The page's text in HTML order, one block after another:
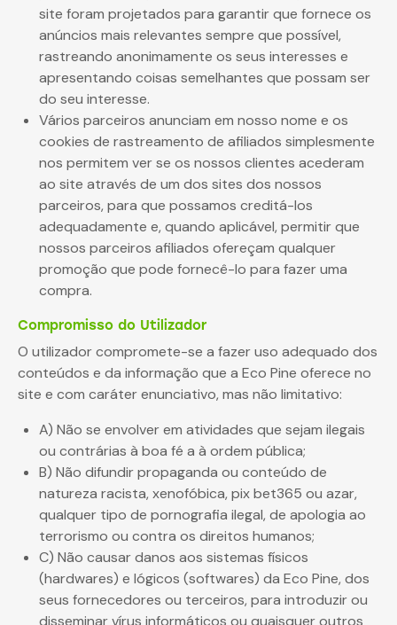
site foram projetados para garantir que fornece os
anúncios mais relevantes sempre que possível,
rastreando anonimamente os seus interesses e
apresentando coisas semelhantes que possam ser
do seu interesse.
Vários parceiros anunciam em nosso nome e os
cookies de rastreamento de afiliados simplesmente
nos permitem ver se os nossos clientes acederam
ao site através de um dos sites dos nossos
parceiros, para que possamos creditá-los
adequadamente e, quando aplicável, permitir que
nossos parceiros afiliados ofereçam qualquer
promoção que pode fornecê-lo para fazer uma
compra.
Compromisso do Utilizador
O utilizador compromete-se a fazer uso adequado dos
conteúdos e da informação que a Eco Pine oferece no
site e com caráter enunciativo, mas não limitativo:
A) Não se envolver em atividades que sejam ilegais
ou contrárias à boa fé a à ordem pública;
B) Não difundir propaganda ou conteúdo de
natureza racista, xenofóbica, pix bet365 ou azar,
qualquer tipo de pornografia ilegal, de apologia ao
terrorismo ou contra os direitos humanos;
C) Não causar danos aos sistemas físicos
(hardwares) e lógicos (softwares) da Eco Pine, dos
seus fornecedores ou terceiros, para introduzir ou
disseminar vírus informáticos ou quaisquer outros